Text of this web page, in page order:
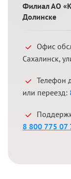
Филиал АО
Долинске
Офис
Сахалинск,
Телефон
или переезд:
8 800 775 07